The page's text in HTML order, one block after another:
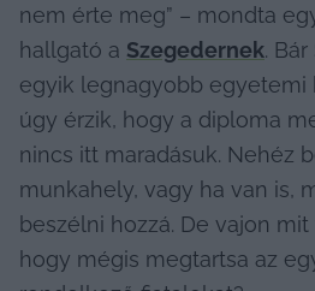
nem érte meg” – mondta
hallgató a Szegedernek.
egyik legnagyobb egyetemi
úgy érzik, hogy a diploma
nincs itt maradásuk. Nehéz
munkahely, vagy ha van is,
beszélni hozzá. De vajon
hogy mégis megtartsa az